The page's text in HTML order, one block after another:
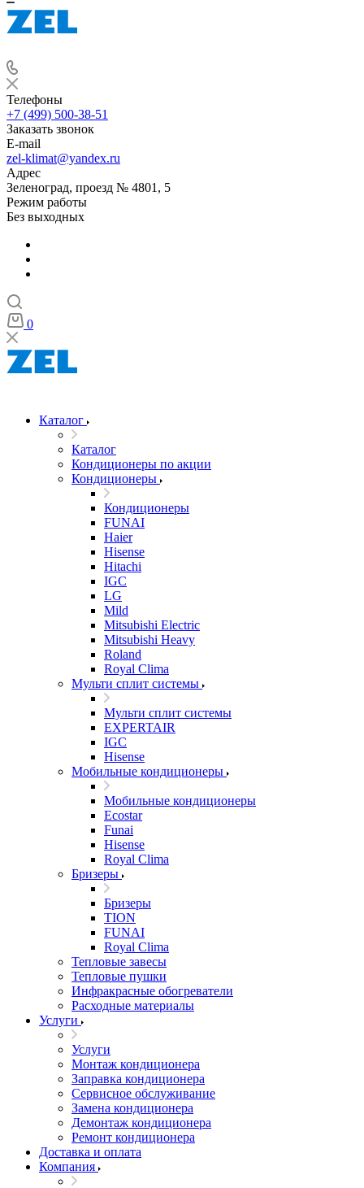
Телефоны
+7 (499) 500-38-51
Заказать звонок
E-mail
zel-klimat@yandex.ru
Адрес
Зеленоград, проезд № 4801, 5
Режим работы
Без выходных
0
Каталог
Каталог
Кондиционеры по акции
Кондиционеры
Кондиционеры
FUNAI
Haier
Hisense
Hitachi
IGC
LG
Mild
Mitsubishi Electric
Mitsubishi Heavy
Roland
Royal Clima
Мульти сплит системы
Мульти сплит системы
EXPERTAIR
IGC
Hisense
Мобильные кондиционеры
Мобильные кондиционеры
Ecostar
Funai
Hisense
Royal Clima
Бризеры
Бризеры
TION
FUNAI
Royal Clima
Тепловые завесы
Тепловые пушки
Инфракрасные обогреватели
Расходные материалы
Услуги
Услуги
Монтаж кондиционера
Заправка кондиционера
Сервисное обслуживание
Замена кондиционера
Демонтаж кондиционера
Ремонт кондиционера
Доставка и оплата
Компания